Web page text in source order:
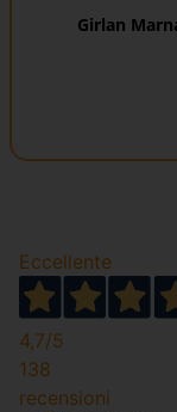
Girlan
Eccellente
4,7/5
138
recensioni